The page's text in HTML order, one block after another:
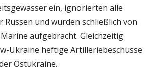
ein, ignorierten alle
Russen und wurden schließlich von
aufgebracht. Gleichzeitig
Ukraine heftige Artilleriebeschüsse
Ostukraine.